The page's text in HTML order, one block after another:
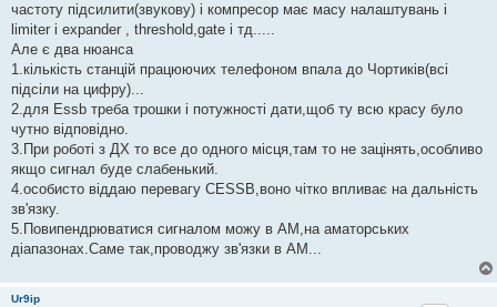
л
е
н
я
частоту підсилити(звукову) і компресор має масу налаштувань і
limiter і expander , threshold,gate і тд.....
Але є два нюанса
1.кількість станцій працюючих телефоном впала до Чортиків(всі
підсіли на цифру)...
2.для Essb треба трошки і потужності дати,щоб ту всю красу було
чутно відповідно.
3.При роботі з ДХ то все до одного місця,там то не зацінять,особливо
якщо сигнал буде слабенький.
4.особисто віддаю перевагу CESSB,воно чітко впливає на дальність
зв'язку.
5.Повипендрюватися сигналом можу в АМ,на аматорських
діапазонах.Саме так,проводжу зв'язки в АМ...
Ur9ip